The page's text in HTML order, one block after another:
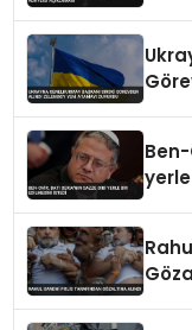
Ben-